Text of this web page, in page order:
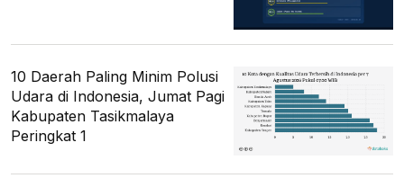
10 Daerah Paling Minim Polusi
Udara di Indonesia, Jumat Pagi
Kabupaten Tasikmalaya
Peringkat 1